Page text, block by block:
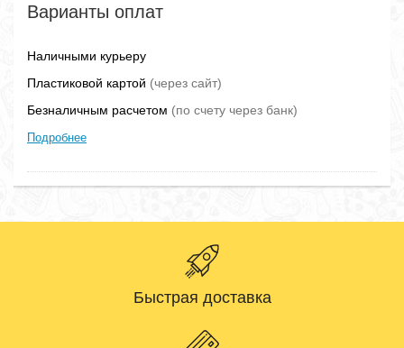
Варианты оплат
Наличными курьеру
Пластиковой картой (через сайт)
Безналичным расчетом (по счету через банк)
Подробнее
Быстрая доставка